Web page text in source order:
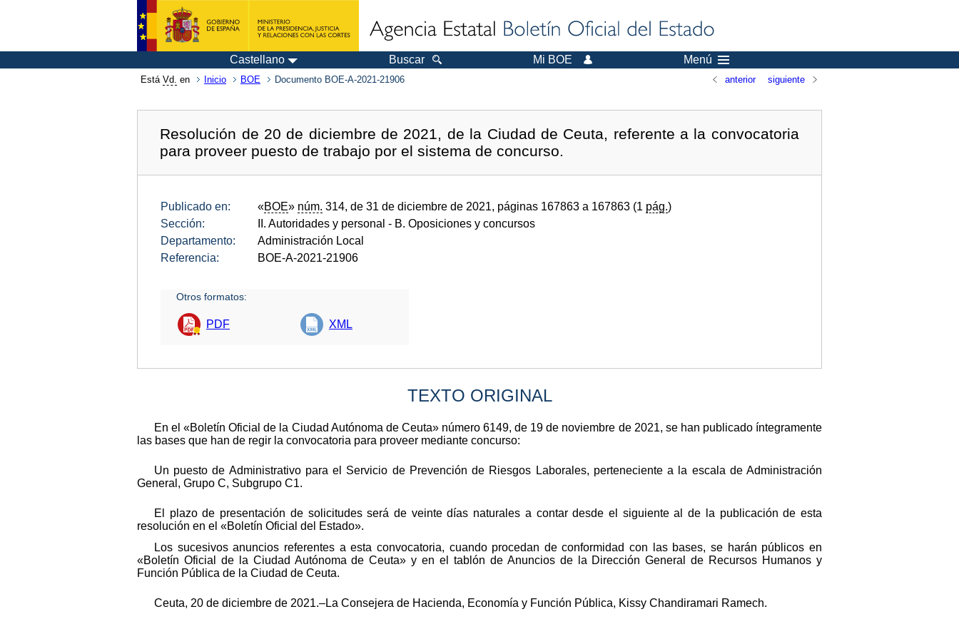
Castellano Buscar Mi BOE Menú
Está Vd. en Inicio BOE Documento BOE-A-2021-21906 anterior siguiente
Resolución de 20 de diciembre de 2021, de la Ciudad de Ceuta, referente a la convocatoria
para proveer puesto de trabajo por el sistema de concurso.
Publicado en: «BOE» núm. 314, de 31 de diciembre de 2021, páginas 167863 a 167863 (1 pág.)
Sección:
II. Autoridades y personal - B. Oposiciones y concursos
Departamento:
Administración Local
Referencia:
BOE-A-2021-21906
Otros formatos:
PDF XML
TEXTO ORIGINAL
En el «Boletín Oficial de la Ciudad Autónoma de Ceuta» número 6149, de 19 de noviembre de 2021, se han publicado íntegramente
las bases que han de regir la convocatoria para proveer mediante concurso:
Un puesto de Administrativo para el Servicio de Prevención de Riesgos Laborales, perteneciente a la escala de Administración
General, Grupo C, Subgrupo C1.
El plazo de presentación de solicitudes será de veinte días naturales a contar desde el siguiente al de la publicación de esta
resolución en el «Boletín Oficial del Estado».
Los sucesivos anuncios referentes a esta convocatoria, cuando procedan de conformidad con las bases, se harán públicos en
«Boletín Oficial de la Ciudad Autónoma de Ceuta» y en el tablón de Anuncios de la Dirección General de Recursos Humanos y
Función Pública de la Ciudad de Ceuta.
Ceuta, 20 de diciembre de 2021.–La Consejera de Hacienda, Economía y Función Pública, Kissy Chandiramari Ramech.